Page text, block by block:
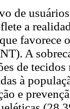
de
a
favorece
A
de
à
e